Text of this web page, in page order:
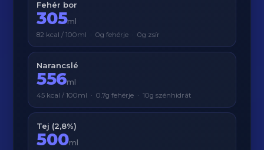
Fehér bor
305ml
82 kcal / 100ml · 0g fehérje · 0g zsír
Narancslé
556ml
45 kcal / 100ml · 0.7g fehérje · 10g szénhidrát
Tej (2,8%)
500ml